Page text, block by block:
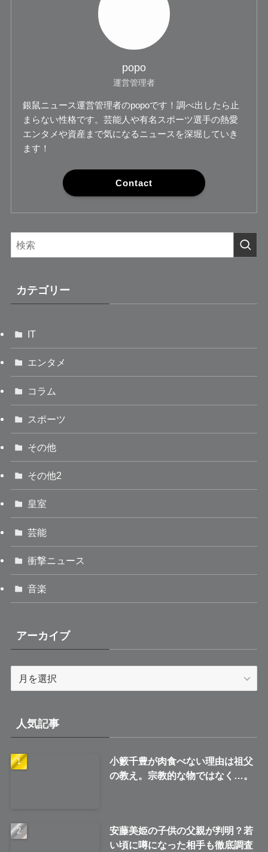
popo
運営管理者
銀鼠ニュース運営管理者のpopoです！調べ出したら止
まらない性格です。芸能人や有名スポーツ選手の熱愛
エンタメや資産まで気になるニュースを深堀していき
ます！
Contact
カテゴリー
IT
エンタメ
コラム
スポーツ
その他
その他2
皇室
芸能
衝撃ニュース
音楽
アーカイブ
ブ
人気記事
小籔千豊が肉食べない理由は祖父
の教え。宗教的な物ではなく…。
安藤美姫の子供の父親が判明？若
い頃に噂になった相手も徹底調査